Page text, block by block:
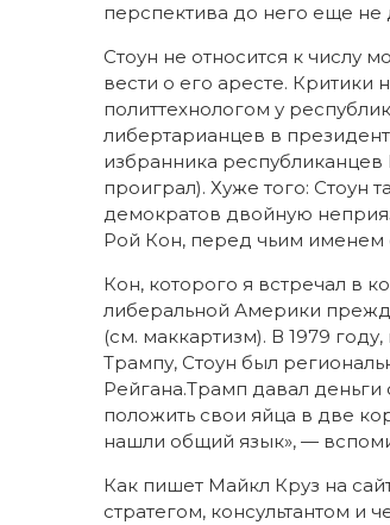
перспектива до него еще
Стоун не относится к числу
вести о его аресте. Критики
политтехнологом у
либертарианцев в
избранника
проиграл). Хуже того: Стоун
демократов двойную
Рой Кон, перед чьим именем
Кон, которого я встречал в
либеральной Америки
(см. маккартизм). В 1979
Трампу, Стоун был
Рейгана.Трамп давал
положить свои яйца в две
нашли общий язык», —
Как пишет Майкл Круз на
стратегом, консультантом и